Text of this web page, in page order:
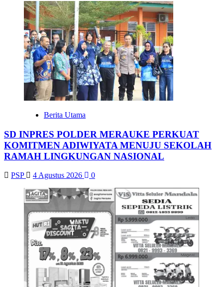
Berita Utama
SD INPRES POLDER MERAUKE PERKUAT
KOMITMEN ADIWIYATA MENUJU SEKOLAH
RAMAH LINGKUNGAN NASIONAL
PSP 4 Agustus 2026 0